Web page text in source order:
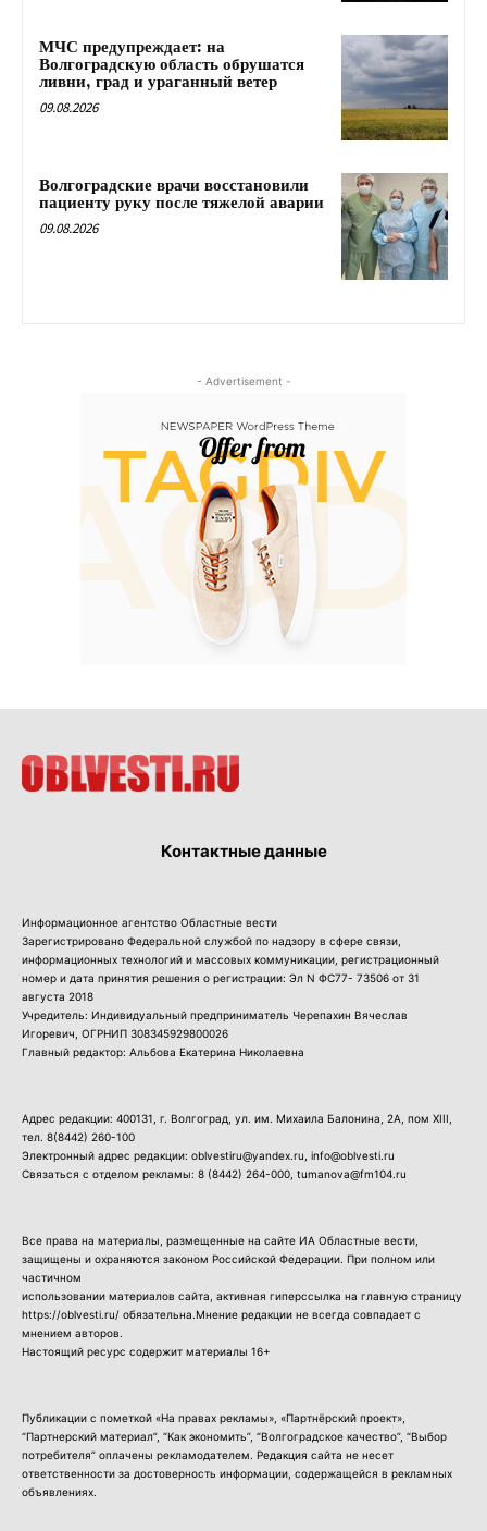
МЧС предупреждает: на
Волгоградскую область обрушатся
ливни, град и ураганный ветер
09.08.2026
Волгоградские врачи восстановили
пациенту руку после тяжелой аварии
09.08.2026
- Advertisement -
Контактные данные
Информационное агентство Областные вести
Зарегистрировано Федеральной службой по надзору в сфере связи,
информационных технологий и массовых коммуникации, регистрационный
номер и дата принятия решения о регистрации: Эл N ФС77- 73506 от 31
августа 2018
Учредитель: Индивидуальный предприниматель Черепахин Вячеслав
Игоревич, ОГРНИП 308345929800026
Главный редактор: Альбова Екатерина Николаевна
Адрес редакции: 400131, г. Волгоград, ул. им. Михаила Балонина, 2А, пом XIII,
тел. 8(8442) 260-100
Электронный адрес редакции: oblvestiru@yandex.ru, info@oblvesti.ru
Связаться с отделом рекламы: 8 (8442) 264-000 , tumanova@fm104.ru
Все права на материалы, размещенные на сайте ИА Областные вести,
защищены и охраняются законом Российской Федерации. При полном или
частичном
использовании материалов сайта, активная гиперссылка на главную страницу
https://oblvesti.ru/ обязательна.Мнение редакции не всегда совпадает с
мнением авторов.
Настоящий ресурс содержит материалы 16+
Публикации с пометкой «На правах рекламы», «Партнёрский проект»,
“Партнерский материал”, “Как экономить”, “Волгоградское качество”, “Выбор
потребителя” оплачены рекламодателем. Редакция сайта не несет
ответственности за достоверность информации, содержащейся в рекламных
объявлениях.